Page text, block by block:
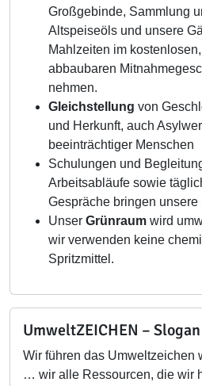
Großgebinde, Sammlung
Altspeiseöls und unsere
Mahlzeiten im
abbaubaren
nehmen.
Gleichstellung von
und Herkunft, auch
beeinträchtiger Menschen
Schulungen und
Arbeitsabläufe sowie
Gespräche bringen
Unser Grünraum wird
wir verwenden keine
Spritzmittel.
UmweltZEICHEN – Slogan
Wir führen das Umweltzeichen
… wir alle Ressourcen, die wir